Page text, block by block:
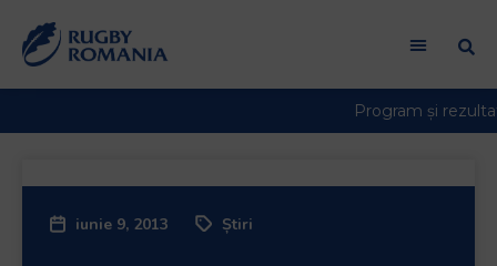
iunie 9, 2013 Știri